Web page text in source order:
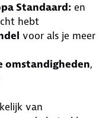
Standaard: en
hebt
voor als je meer
omstandigheden,
van